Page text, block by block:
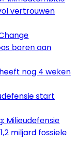
vertrouwen
boren aan
nog 4 weken
start
Milieudefensie
miljard fossiele